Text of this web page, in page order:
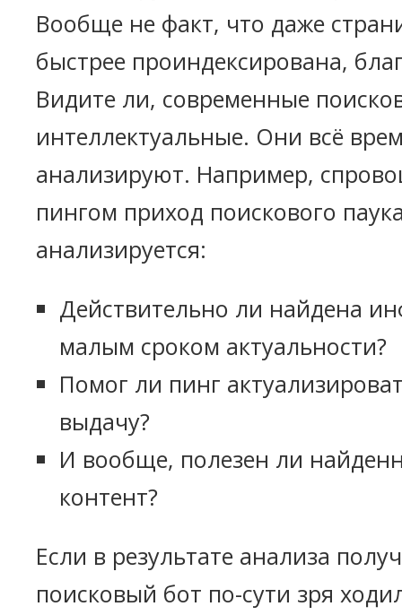
Вообще не факт, что даже
быстрее проиндексирована,
Видите ли, современные
интеллектуальные. Они всё
анализируют. Например,
пингом приход поискового
анализируется:
Действительно ли найдена
малым сроком актуальности?
Помог ли пинг
выдачу?
И вообще, полезен ли
контент?
Если в результате анализа
поисковый бот по-сути зря